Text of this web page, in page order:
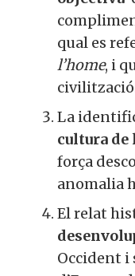
seva
objectiva
a
comú a
La
cultura
força
perillosa